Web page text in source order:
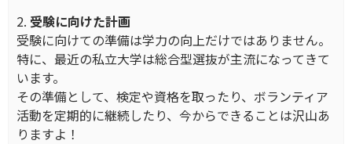
2. 受験に向けた計画
受験に向けての準備は学力の向上だけではありません。
特に、最近の私立大学は総合型選抜が主流になってきて
います。
その準備として、検定や資格を取ったり、ボランティア
活動を定期的に継続したり、今からできることは沢山あ
りますよ！